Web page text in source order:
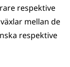
respektive
mellan de
respektive